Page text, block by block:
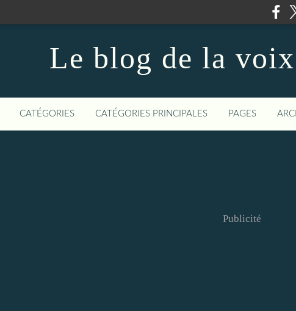
Le blog de la
CATÉGORIES CATÉGORIES PRINCIPALES PAGES
Publicité